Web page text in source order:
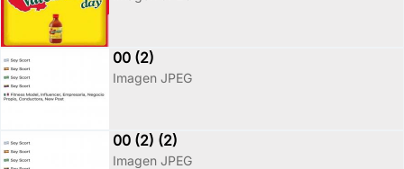
00 (2)
Imagen JPEG
00 (2) (2)
Imagen JPEG